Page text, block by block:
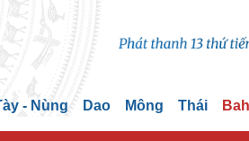
- Nùng Dao Mông Thái